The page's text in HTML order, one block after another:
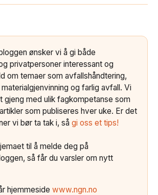
ønsker vi å gi både
privatpersoner interessant og
om temaer som avfallshåndtering,
og farlig avfall. Vi
gjeng med ulik fagkompetanse som
som publiseres hver uke. Er det
vi bør ta tak i, så gi oss et tips!
til å melde deg på
så får du varsler om nytt
hjemmeside www.ngn.no